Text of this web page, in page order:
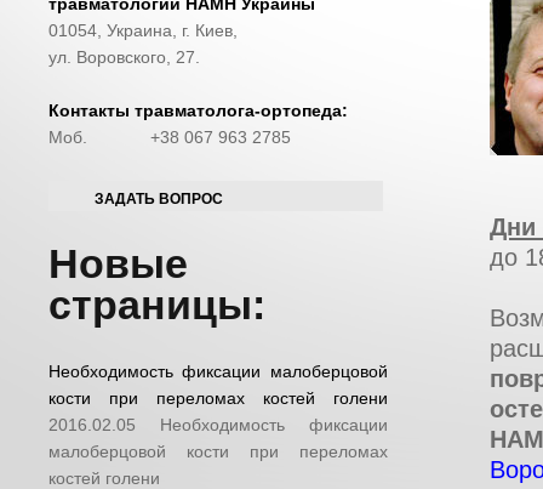
01054, Украина, г. Киев,
ул. Воровского, 27.
Контакты травматолога-ортопеда:
+38 067 963 2785
Моб.
ЗАДАТЬ ВОПРОС
Новые
страницы:
Необходимость фиксации малоберцовой
кости при переломах костей голени
2016.02.05
Необходимость фиксации
малоберцовой кости при переломах
костей голени
Дни
до